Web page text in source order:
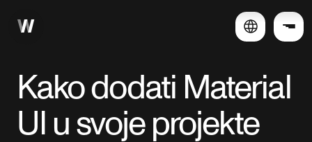
Kako dodati Material
UI u svoje projekte